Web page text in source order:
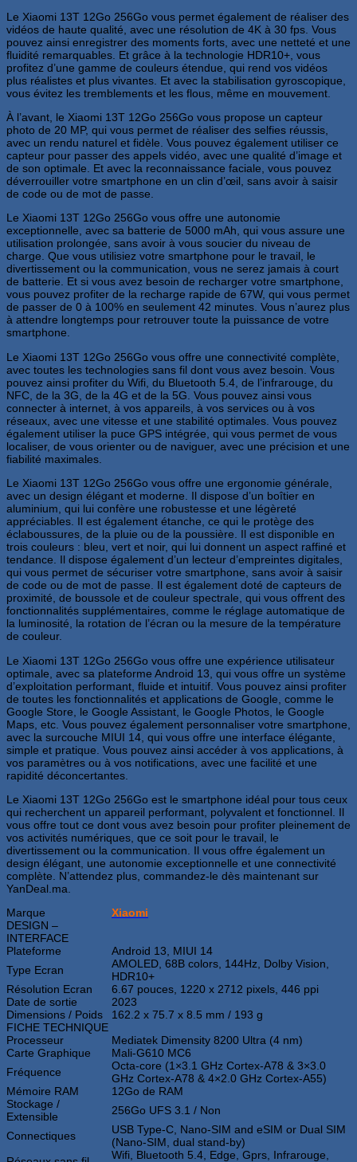
Le Xiaomi 13T 12Go 256Go vous permet également de réaliser des
vidéos de haute qualité, avec une résolution de 4K à 30 fps. Vous
pouvez ainsi enregistrer des moments forts, avec une netteté et une
fluidité remarquables. Et grâce à la technologie HDR10+, vous
profitez d’une gamme de couleurs étendue, qui rend vos vidéos
plus réalistes et plus vivantes. Et avec la stabilisation gyroscopique,
vous évitez les tremblements et les flous, même en mouvement.
À l’avant, le Xiaomi 13T 12Go 256Go vous propose un capteur
photo de 20 MP, qui vous permet de réaliser des selfies réussis,
avec un rendu naturel et fidèle. Vous pouvez également utiliser ce
capteur pour passer des appels vidéo, avec une qualité d’image et
de son optimale. Et avec la reconnaissance faciale, vous pouvez
déverrouiller votre smartphone en un clin d’œil, sans avoir à saisir
de code ou de mot de passe.
Le Xiaomi 13T 12Go 256Go vous offre une autonomie
exceptionnelle, avec sa batterie de 5000 mAh, qui vous assure une
utilisation prolongée, sans avoir à vous soucier du niveau de
charge. Que vous utilisiez votre smartphone pour le travail, le
divertissement ou la communication, vous ne serez jamais à court
de batterie. Et si vous avez besoin de recharger votre smartphone,
vous pouvez profiter de la recharge rapide de 67W, qui vous permet
de passer de 0 à 100% en seulement 42 minutes. Vous n’aurez plus
à attendre longtemps pour retrouver toute la puissance de votre
smartphone.
Le Xiaomi 13T 12Go 256Go vous offre une connectivité complète,
avec toutes les technologies sans fil dont vous avez besoin. Vous
pouvez ainsi profiter du Wifi, du Bluetooth 5.4, de l’infrarouge, du
NFC, de la 3G, de la 4G et de la 5G. Vous pouvez ainsi vous
connecter à internet, à vos appareils, à vos services ou à vos
réseaux, avec une vitesse et une stabilité optimales. Vous pouvez
également utiliser la puce GPS intégrée, qui vous permet de vous
localiser, de vous orienter ou de naviguer, avec une précision et une
fiabilité maximales.
Le Xiaomi 13T 12Go 256Go vous offre une ergonomie générale,
avec un design élégant et moderne. Il dispose d’un boîtier en
aluminium, qui lui confère une robustesse et une légèreté
appréciables. Il est également étanche, ce qui le protège des
éclaboussures, de la pluie ou de la poussière. Il est disponible en
trois couleurs : bleu, vert et noir, qui lui donnent un aspect raffiné et
tendance. Il dispose également d’un lecteur d’empreintes digitales,
qui vous permet de sécuriser votre smartphone, sans avoir à saisir
de code ou de mot de passe. Il est également doté de capteurs de
proximité, de boussole et de couleur spectrale, qui vous offrent des
fonctionnalités supplémentaires, comme le réglage automatique de
la luminosité, la rotation de l’écran ou la mesure de la température
de couleur.
Le Xiaomi 13T 12Go 256Go vous offre une expérience utilisateur
optimale, avec sa plateforme Android 13, qui vous offre un système
d’exploitation performant, fluide et intuitif. Vous pouvez ainsi profiter
de toutes les fonctionnalités et applications de Google, comme le
Google Store, le Google Assistant, le Google Photos, le Google
Maps, etc. Vous pouvez également personnaliser votre smartphone,
avec la surcouche MIUI 14, qui vous offre une interface élégante,
simple et pratique. Vous pouvez ainsi accéder à vos applications, à
vos paramètres ou à vos notifications, avec une facilité et une
rapidité déconcertantes.
Le Xiaomi 13T 12Go 256Go est le smartphone idéal pour tous ceux
qui recherchent un appareil performant, polyvalent et fonctionnel. Il
vous offre tout ce dont vous avez besoin pour profiter pleinement de
vos activités numériques, que ce soit pour le travail, le
divertissement ou la communication. Il vous offre également un
design élégant, une autonomie exceptionnelle et une connectivité
complète. N’attendez plus, commandez-le dès maintenant sur
YanDeal.ma.
Marque
Xiaomi
DESIGN –
INTERFACE
Plateforme
Android 13, MIUI 14
Type Ecran
AMOLED, 68B colors, 144Hz, Dolby Vision,
HDR10+
Résolution Ecran
6.67 pouces, 1220 x 2712 pixels, 446 ppi
Date de sortie
2023
Dimensions / Poids
162.2 x 75.7 x 8.5 mm / 193 g
FICHE TECHNIQUE
Processeur
Mediatek Dimensity 8200 Ultra (4 nm)
Carte Graphique
Mali-G610 MC6
Fréquence
Octa-core (1×3.1 GHz Cortex-A78 & 3×3.0
GHz Cortex-A78 & 4×2.0 GHz Cortex-A55)
Mémoire RAM
12Go de RAM
Stockage /
Extensible
256Go UFS 3.1 / Non
Connectiques
USB Type-C, Nano-SIM and eSIM or Dual SIM
(Nano-SIM, dual stand-by)
Wifi, Bluetooth 5.4, Edge, Gprs, Infrarouge,